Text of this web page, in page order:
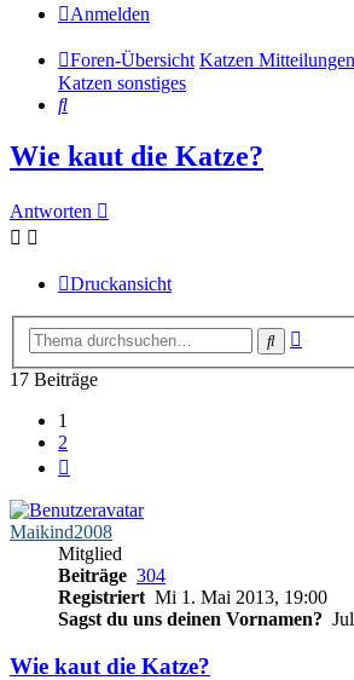
Anmelden
Foren-Übersicht Katzen Mitteilungen
Katzen sonstiges
Suche
Wie kaut die Katze?
Antworten
Druckansicht
Suche
17 Beiträge
1
2
Maikind2008
Mitglied
Beiträge 304
Registriert Mi 1. Mai 2013, 19:00
Sagst du uns deinen Vornamen?
Wie kaut die Katze?